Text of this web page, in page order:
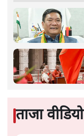
ताजा वीडियो